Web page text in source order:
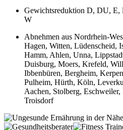
Gewichtsreduktion D, DU,
W
Abnehmen aus Nordrhein-
Hagen, Witten, Lüdenscheid,
Hamm, Ahlen, Unna,
Duisburg, Moers, Krefeld,
Ibbenbüren, Bergheim,
Pulheim, Hürth, Köln,
Aachen, Stolberg,
Troisdorf